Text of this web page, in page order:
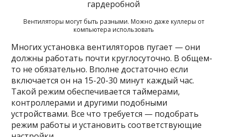
Вентиляторы могут быть разными. Можно даже куллеры от
компьютера использовать
Многих установка вентиляторов пугает — они
должны работать почти круглосуточно. В общем-
то не обязательно. Вполне достаточно если
включается он на 15-20-30 минут каждый час.
Такой режим обеспечивается таймерами,
контроллерами и другими подобными
устройствами. Все что требуется — подобрать
режим работы и установить соответствующие